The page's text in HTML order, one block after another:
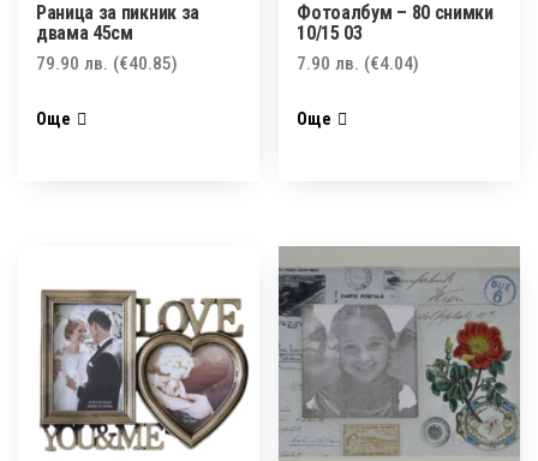
Раница за пикник за
двама 45см
79.90 лв. (€40.85)
Още
Фотоалбум – 80 снимки
10/15 03
7.90лв. (€4.04)
Още